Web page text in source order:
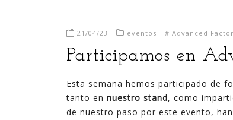
21/04/23 eventos # Advanced
Participamos en
Esta semana hemos participado de
tanto en nuestro stand, como
de nuestro paso por este evento,